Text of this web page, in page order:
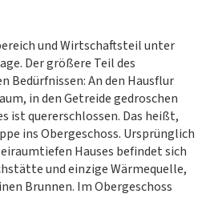
und Wirtschaftsteil unter
Der größere Teil des
Bedürfnissen: An den Hausflur
in den Getreide gedroschen
ist quererschlossen. Das heißt,
ins Obergeschoss. Ursprünglich
Hauses befindet sich
und einzige Wärmequelle,
Brunnen. Im Obergeschoss